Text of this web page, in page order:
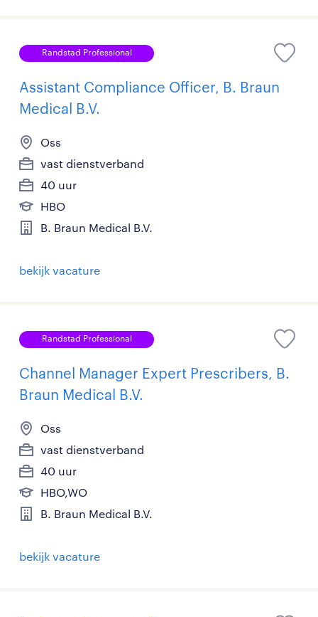
Randstad Professional
Assistant Compliance Officer, B. Braun
Medical B.V.
Oss
vast dienstverband
40 uur
HBO
B. Braun Medical B.V.
bekijk vacature
Randstad Professional
Channel Manager Expert Prescribers, B.
Braun Medical B.V.
Oss
vast dienstverband
40 uur
HBO,WO
B. Braun Medical B.V.
bekijk vacature